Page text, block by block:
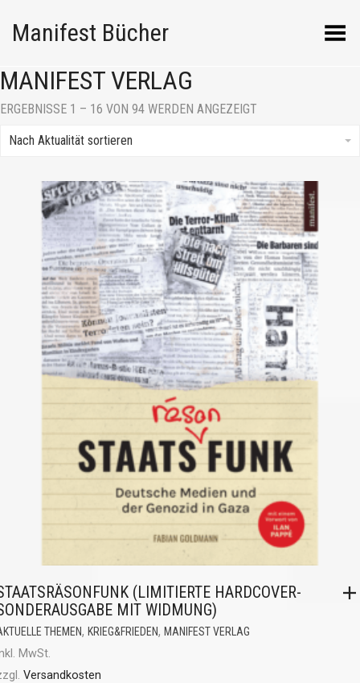
Manifest Bücher Menü umschalten
MANIFEST VERLAG
ERGEBNISSE 1 – 16 VON 94 WERDEN ANGEZEIGT
Nach Aktualität sortieren
(LIMITIERTE HARDCOVER-
MIT WIDMUNG)
THEMEN, KRIEG&FRIEDEN, MANIFEST VERLAG
MwSt.
Versandkosten